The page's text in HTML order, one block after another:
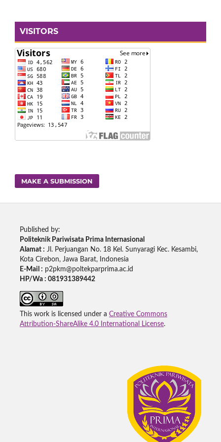
VISITORS
MAKE A SUBMISSION
Published by:
Politeknik Pariwisata Prima Internasional
Alamat : Jl. Perjuangan No. 18 Kel. Sunyaragi Kec. Kesambi,
Kota Cirebon, Jawa Barat, Indonesia
E-Mail : p2pkm@poltekparprima.ac.id
HP/Wa : 081931389442
This work is licensed under a Creative Commons
Attribution-ShareAlike 4.0 International License.